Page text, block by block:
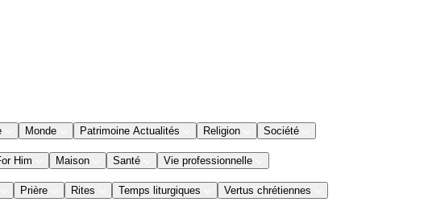
Monde Patrimoine Actualités Religion Société
Him Maison Santé Vie professionnelle
Prière Rites Temps liturgiques Vertus chrétiennes